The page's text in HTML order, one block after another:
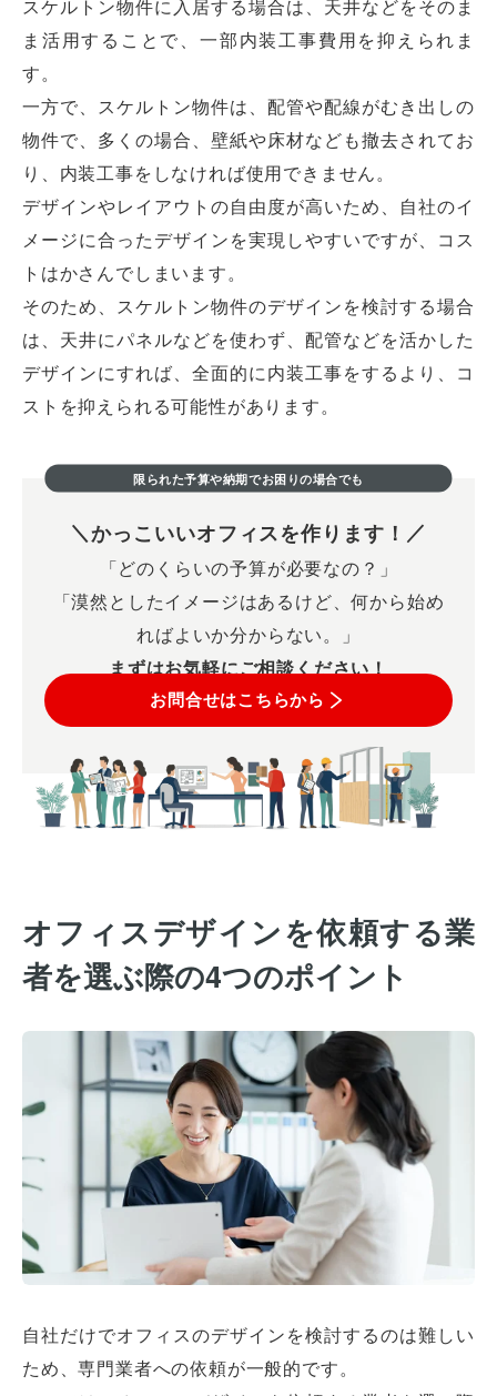
スケルトン物件に入居する場合は、天井などをそのま
ま活用することで、一部内装工事費用を抑えられま
す。
一方で、スケルトン物件は、配管や配線がむき出しの
物件で、多くの場合、壁紙や床材なども撤去されてお
り、内装工事をしなければ使用できません。
デザインやレイアウトの自由度が高いため、自社のイ
メージに合ったデザインを実現しやすいですが、コス
トはかさんでしまいます。
そのため、スケルトン物件のデザインを検討する場合
は、天井にパネルなどを使わず、配管などを活かした
デザインにすれば、全面的に内装工事をするより、コ
ストを抑えられる可能性があります。
限られた予算や納期でお困りの場合でも
かっこいいオフィスを作ります！
「どのくらいの予算が必要なの？」
「漠然としたイメージはあるけど、何から始め
ればよいか分からない。」
まずはお気軽にご相談ください！
お問合せはこちらから
オフィスデザインを依頼する業
者を選ぶ際の4つのポイント
自社だけでオフィスのデザインを検討するのは難しい
ため、専門業者への依頼が一般的です。